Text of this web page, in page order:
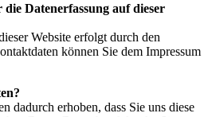
Datenerfassung auf dieser
Website erfolgt durch den
können Sie dem Impressum
dadurch erhoben, dass Sie uns diese